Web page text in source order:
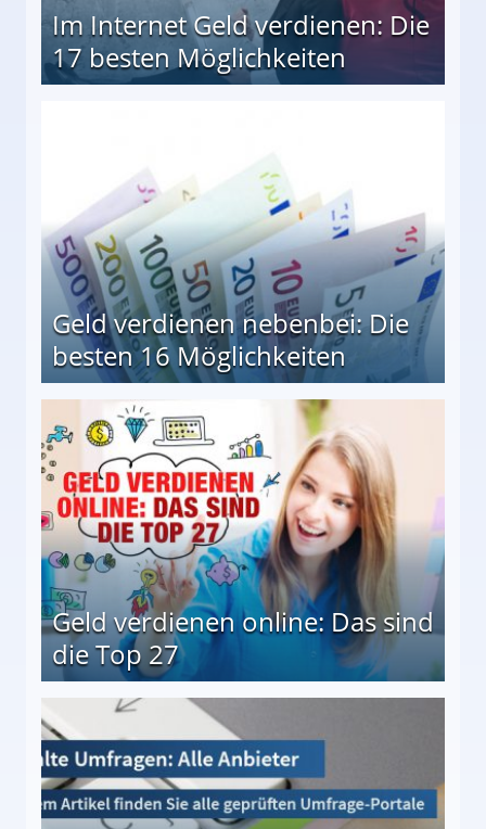
Im Internet Geld verdienen: Die
17 besten Möglichkeiten
Geld verdienen nebenbei: Die
besten 16 Möglichkeiten
Geld verdienen online: Das sind
die Top 27